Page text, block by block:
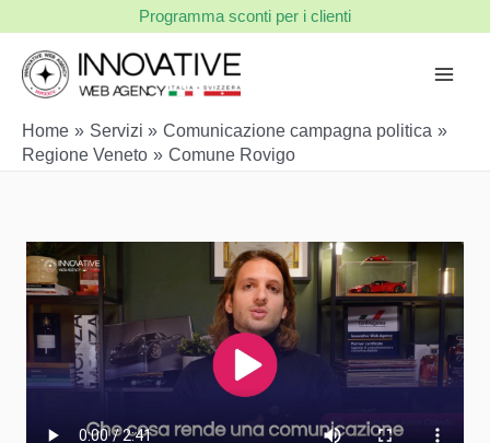
contenuto
Programma sconti per i clienti
Home Servizi
Comunicazione campagna politica
Regione Veneto
Comune Rovigo